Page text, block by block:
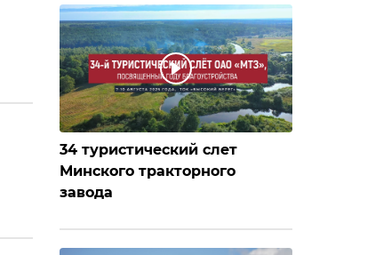
34 туристический слет
Минского тракторного
завода